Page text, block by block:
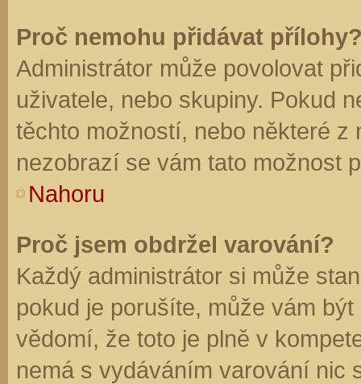
Proč nemohu přidávat
Administrátor může povolovat
uživatele, nebo skupiny. Pokud
těchto možností, nebo některé z
nezobrazí se vám tato možnost
Nahoru
Proč jsem obdržel varování?
Každý administrátor si může
pokud je porušíte, může vám
vědomí, že toto je plně v
nemá s vydáváním varování nic